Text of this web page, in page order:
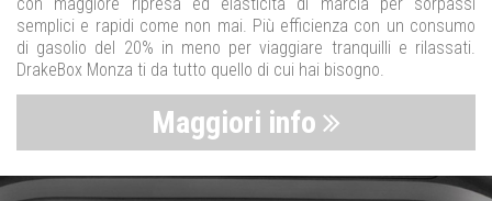
semplici e rapidi come non mai. Più efficienza con un consumo
di gasolio del 20% in meno per viaggiare tranquilli e rilassati.
DrakeBox Monza ti da tutto quello di cui hai bisogno.
Maggiori info